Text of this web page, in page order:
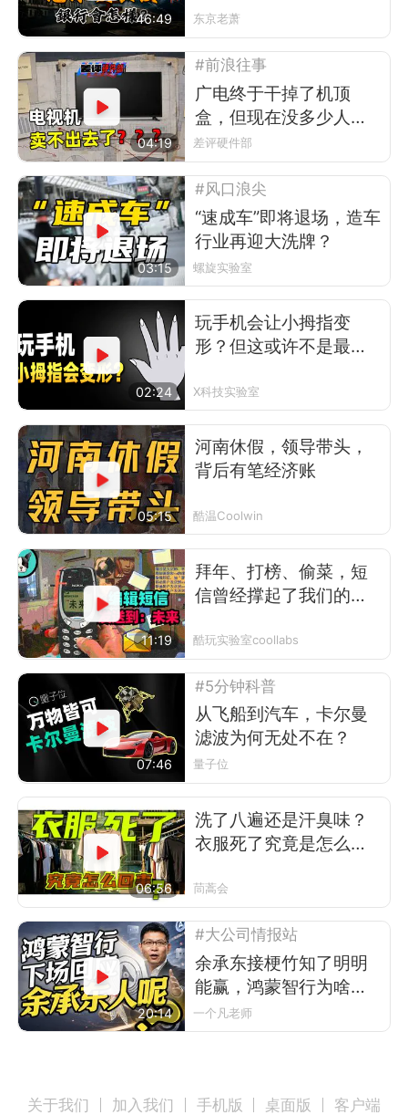
46:49 东京老萧
04:19
#前浪往事
广电终于干掉了机顶
盒，但现在没多少人看
电视了
差评硬件部
03:15
#风口浪尖
“速成车”即将退场，造车
行业再迎大洗牌？
螺旋实验室
02:24
玩手机会让小拇指变
形？但这或许不是最可
X科技实验室
05:15
河南休假，领导带头，
背后有笔经济账
酷温Coolwin
11:19
拜年、打榜、偷菜，短
信曾经撑起了我们的前
酷玩实验室coollabs
07:46
#5分钟科普
从飞船到汽车，卡尔曼
滤波为何无处不在？
量子位
06:56
洗了八遍还是汗臭味？
衣服死了究竟是怎么回
茼蒿会
20:14
#大公司情报站
余承东接梗竹知了明明
能赢，鸿蒙智行为啥不
让？
一个凡老师
关于我们 加入我们 手机版 桌面版 客户端